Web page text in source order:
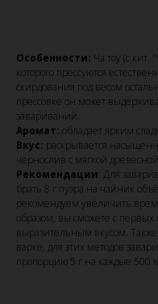
Особенности: Ча тоу (с
которого прессуются
скирдования под весом
прессовке он может
завариваний.
Аромат: обладает ярким
Вкус: раскрывается
чернослив с мягкой
Рекомендации: Для
брать 8 г пуэра на чайник
рекомендуем увеличить
образом, вы сможете с первых
выразительным вкусом.
варке, для этих методов
пропорцию 5 г на каждые 500